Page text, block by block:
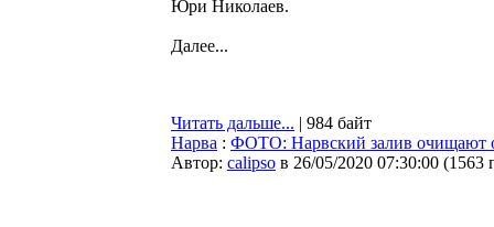
Юри Николаев.
Далее...
Читать дальше... | 984 байт
Нарва : ФОТО: Нарвский залив очищают
Автор: calipso в 26/05/2020 07:30:00 (1563